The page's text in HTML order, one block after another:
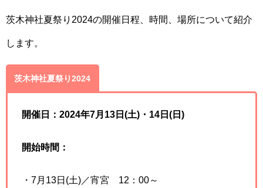
茨木神社夏祭り2024の開催日程、時間、場所について紹介
します。
茨木神社夏祭り2024
開催日：2024年7月13日(土)・14日(日)
開始時間：
・7月13日(土)／宵宮 12：00～